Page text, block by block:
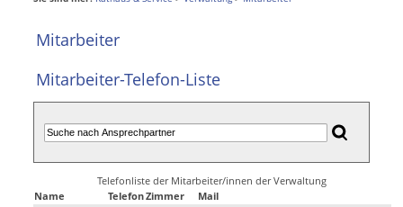
Mitarbeiter
Mitarbeiter-Telefon-Liste
Telefonliste der Mitarbeiter/innen der Verwaltung
Name
TelefonZimmer
Mail